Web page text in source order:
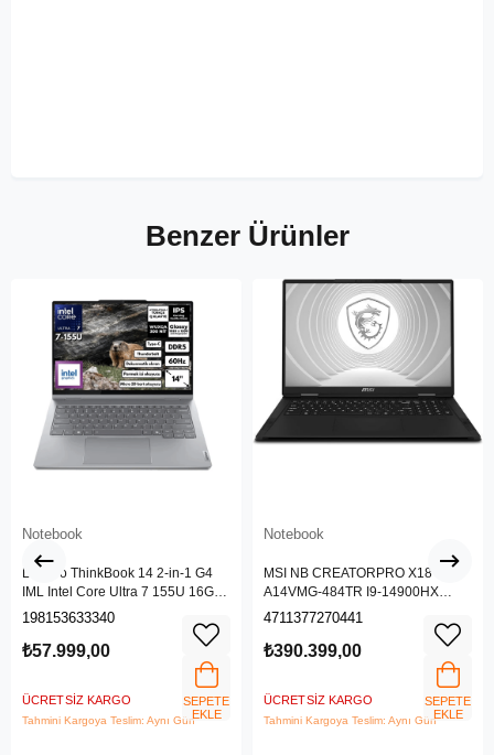
Benzer Ürünler
Notebook
Lenovo ThinkBook 14 2-in-1 G4
IML Intel Core Ultra 7 155U 16GB
512GB SSD 14" WUXGA IPS
Panel Freedos Dokunmatik Ekran
Laptop 21MX002VTR
198153633340
₺57.999,00
ÜCRETSIZ KARGO
Tahmini Kargoya Teslim: Aynı Gün
SEPETE
EKLE
Notebook
MSI NB CREATORPRO X18 HX
A14VMG-484TR I9-14900HX
128GB DDR5 RTX5000 ADA
GDDR6 16GB 4TB SSD 18.0
UHD+
4711377270441
₺390.399,00
ÜCRETSIZ KARGO
Tahmini Kargoya Teslim: Aynı Gün
SEPETE
EKLE